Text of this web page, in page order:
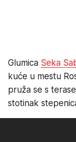
Glumica Seka
kuće u mestu
pruža se s
stotinak